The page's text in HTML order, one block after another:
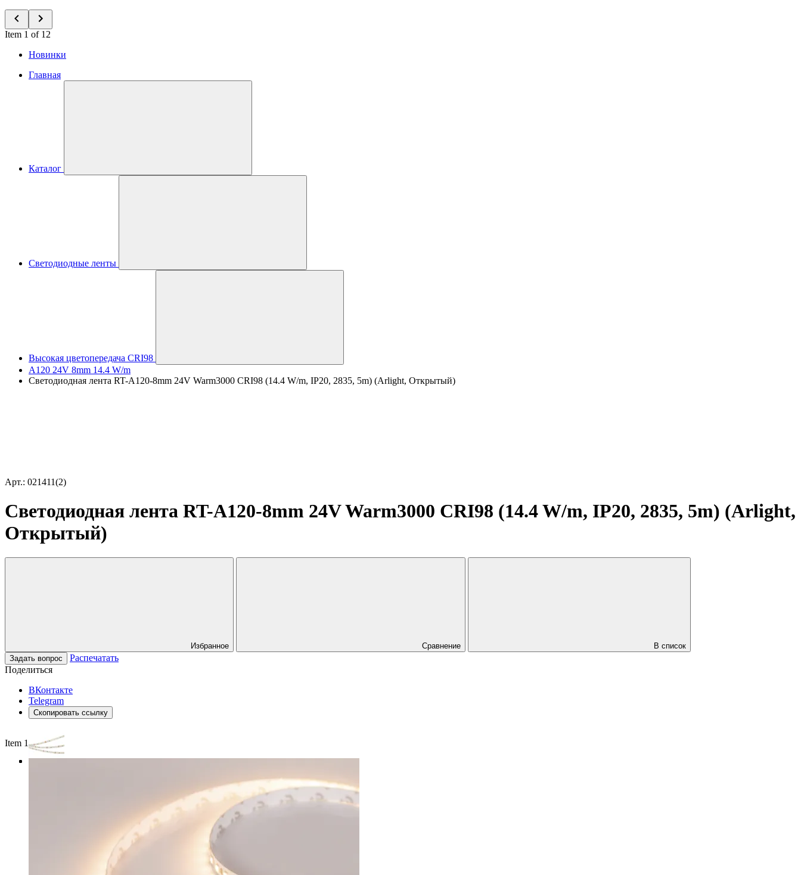
Item 1 of 12
Новинки
Главная
Каталог
Светодиодные ленты
Высокая цветопередача CRI98
A120 24V 8mm 14.4 W/m
Светодиодная лента RT-A120-8mm 24V Warm3000 CRI98 (14.4 W/m, IP20, 2835, 5m) (Arlight, Открытый)
Арт.: 021411(2)
Светодиодная лента RT-A120-8mm 24V Warm3000 CRI98 (14.4 W/m, IP20, 2835, 5m) (Arlight,
Открытый)
Избранное Сравнение
В список
Задать вопрос
Распечатать
Поделиться
ВКонтакте
Telegram
Скопировать ссылку
Item 1 of 3